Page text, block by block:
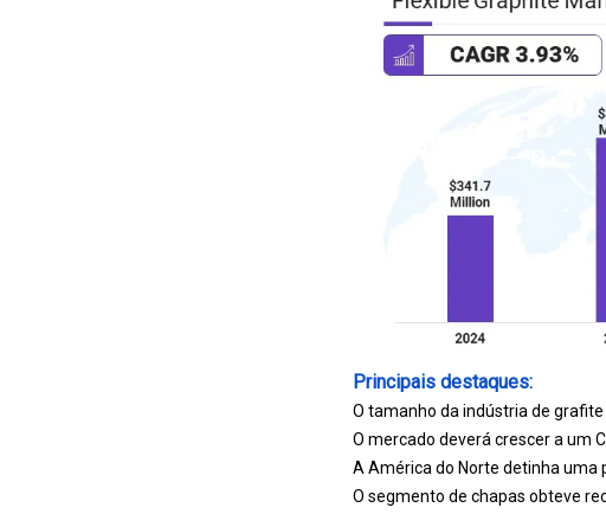
Principais destaques:
O tamanho da indústria de
O mercado deverá crescer a um
A América do Norte detinha uma
O segmento de chapas obteve